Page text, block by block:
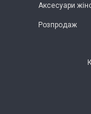
Аксесуари
Розпродаж